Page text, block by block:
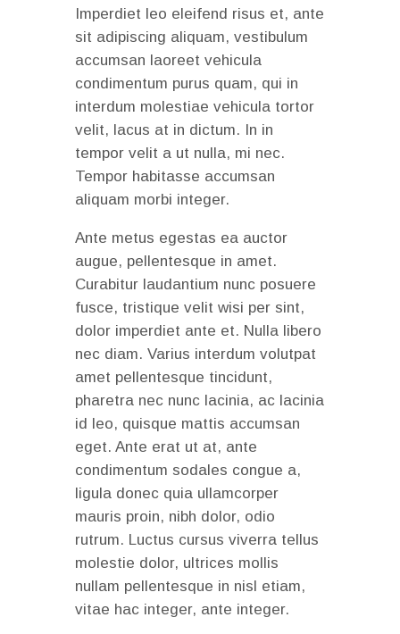
Imperdiet leo eleifend risus et, ante
sit adipiscing aliquam, vestibulum
accumsan laoreet vehicula
condimentum purus quam, qui in
interdum molestiae vehicula tortor
velit, lacus at in dictum. In in
tempor velit a ut nulla, mi nec.
Tempor habitasse accumsan
aliquam morbi integer.
Ante metus egestas ea auctor
augue, pellentesque in amet.
Curabitur laudantium nunc posuere
fusce, tristique velit wisi per sint,
dolor imperdiet ante et. Nulla libero
nec diam. Varius interdum volutpat
amet pellentesque tincidunt,
pharetra nec nunc lacinia, ac lacinia
id leo, quisque mattis accumsan
eget. Ante erat ut at, ante
condimentum sodales congue a,
ligula donec quia ullamcorper
mauris proin, nibh dolor, odio
rutrum. Luctus cursus viverra tellus
molestie dolor, ultrices mollis
nullam pellentesque in nisl etiam,
vitae hac integer, ante integer.